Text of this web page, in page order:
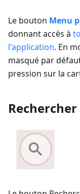
Le bouton Menu
donnant accès à
l'application. En
masqué par
pression sur la
Rechercher